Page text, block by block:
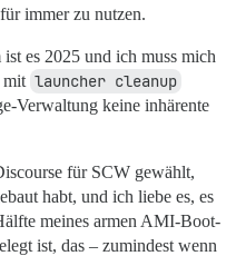
# df -h
24G  23% /
0% /dev/shm
1% /run
0% /run/lock
3% /sys/
720M  14% /boot
92M   7% /boot/efi
30G   2% /var/discourse
1% /run/user/1001
23% /var/lib/docker/
immer zu nutzen.
ist es 2025 und ich muss mich
mit launcher cleanup
Verwaltung keine inhärente
für SCW gewählt,
habt, und ich liebe es, es
meines armen AMI-Boot-
ist, das – zumindest wenn